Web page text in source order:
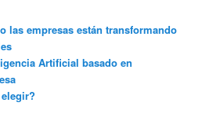
las empresas están transformando
Artificial basado en